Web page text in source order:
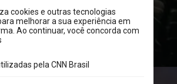
Reprodução/Columbia Pictures